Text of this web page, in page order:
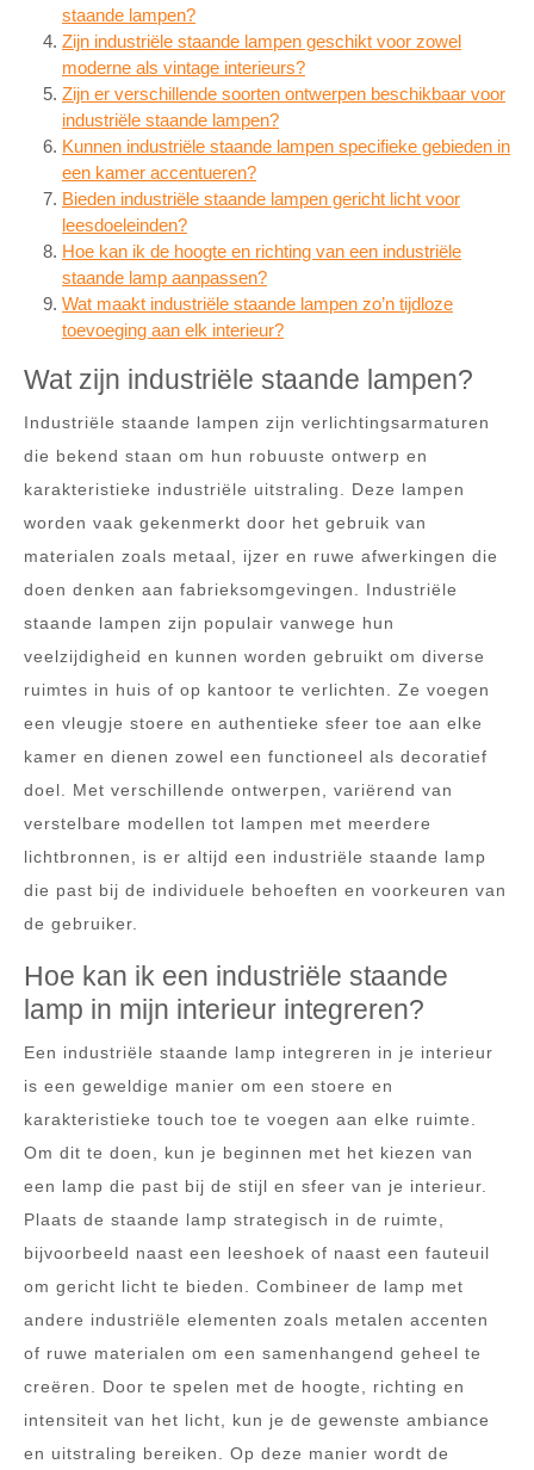
staande lampen?
Zijn industriële staande lampen geschikt voor zowel
moderne als vintage interieurs?
Zijn er verschillende soorten ontwerpen beschikbaar voor
industriële staande lampen?
Kunnen industriële staande lampen specifieke gebieden in
een kamer accentueren?
Bieden industriële staande lampen gericht licht voor
leesdoeleinden?
Hoe kan ik de hoogte en richting van een industriële
staande lamp aanpassen?
Wat maakt industriële staande lampen zo’n tijdloze
toevoeging aan elk interieur?
Wat zijn industriële staande lampen?
Industriële staande lampen zijn verlichtingsarmaturen
die bekend staan om hun robuuste ontwerp en
karakteristieke industriële uitstraling. Deze lampen
worden vaak gekenmerkt door het gebruik van
materialen zoals metaal, ijzer en ruwe afwerkingen die
doen denken aan fabrieksomgevingen. Industriële
staande lampen zijn populair vanwege hun
veelzijdigheid en kunnen worden gebruikt om diverse
ruimtes in huis of op kantoor te verlichten. Ze voegen
een vleugje stoere en authentieke sfeer toe aan elke
kamer en dienen zowel een functioneel als decoratief
doel. Met verschillende ontwerpen, variërend van
verstelbare modellen tot lampen met meerdere
lichtbronnen, is er altijd een industriële staande lamp
die past bij de individuele behoeften en voorkeuren van
de gebruiker.
Hoe kan ik een industriële staande
lamp in mijn interieur integreren?
Een industriële staande lamp integreren in je interieur
is een geweldige manier om een stoere en
karakteristieke touch toe te voegen aan elke ruimte.
Om dit te doen, kun je beginnen met het kiezen van
een lamp die past bij de stijl en sfeer van je interieur.
Plaats de staande lamp strategisch in de ruimte,
bijvoorbeeld naast een leeshoek of naast een fauteuil
om gericht licht te bieden. Combineer de lamp met
andere industriële elementen zoals metalen accenten
of ruwe materialen om een samenhangend geheel te
creëren. Door te spelen met de hoogte, richting en
intensiteit van het licht, kun je de gewenste ambiance
en uitstraling bereiken. Op deze manier wordt de